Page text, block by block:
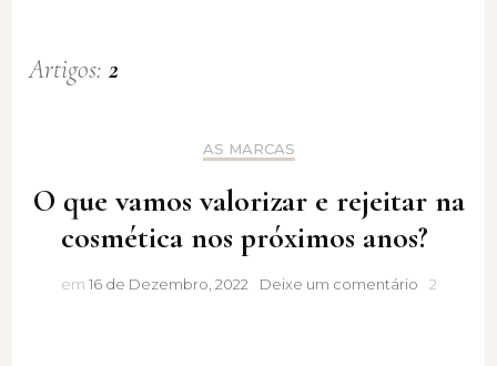
Artigos:2
AS MARCAS
O que vamos valorizar e rejeitar na
cosmética nos próximos anos?
em 16 de Dezembro, 2022 Deixe um comentárioO2